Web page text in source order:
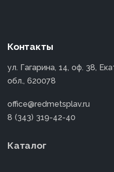
Контакты
ул. Гагарина, 14, оф. 38,
обл., 620078
office@redmetsplav.ru
8 (343) 319-42-40
Каталог